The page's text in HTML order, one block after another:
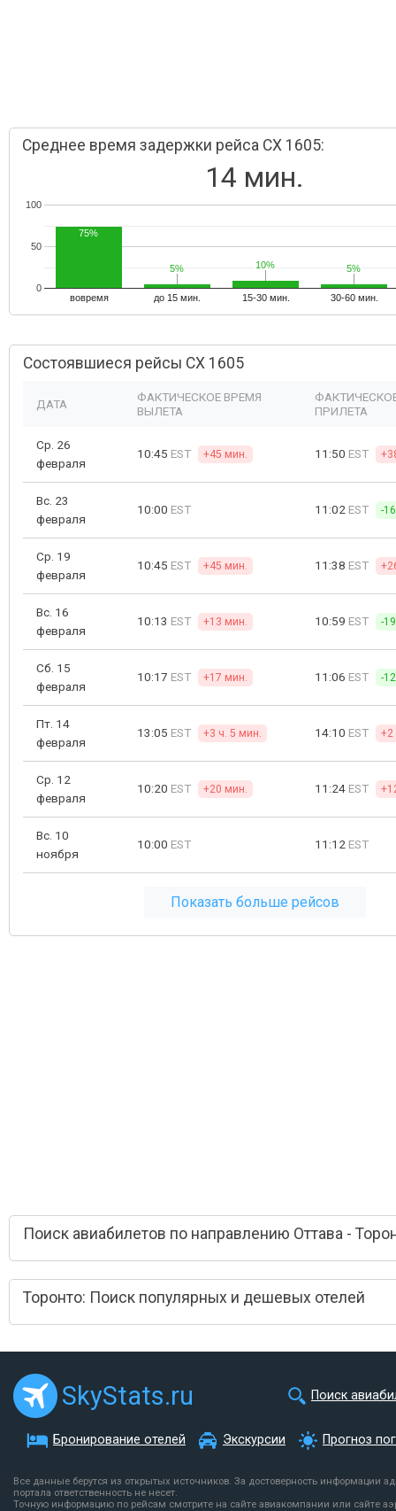
Среднее время задержки рейса CX 1605:
14 мин.
вовремя до 15 мин. 15-30 мин. 30-60 мин.
0
50
100
75%
5%
5% 10%
10% 5%
5%
Состоявшиеся рейсы CX 1605
ДАТА
ФАКТИЧЕСКОЕ ВРЕМЯ
ВЫЛЕТА
ПРИЛЕТА
Ср. 26
февраля
10:45 EST +45 мин. 11:50 EST
Вс. 23
февраля
10:00 EST 11:02 EST -
Ср. 19
февраля
10:45 EST +45 мин. 11:38 EST
Вс. 16
февраля
10:13 EST +13 мин. 10:59 EST -
Сб. 15
февраля
10:17 EST +17 мин. 11:06 EST -
Пт. 14
февраля
13:05 EST +3 ч. 5 мин. 14:10 EST +2
Ср. 12
февраля
10:20 EST +20 мин. 11:24 EST
Вс. 10
ноября
10:00 EST 11:12 EST
Показать больше рейсов
Поиск авиабилетов по направлению Оттава -
Торонто: Поиск популярных и дешевых отелей
SkyStats.ru Поиск
Бронирование отелей Экскурсии Прогноз
Все данные берутся из открытых источников. За достоверность информации
портала ответственность не несет.
Точную информацию по рейсам смотрите на сайте авиакомпании или сайте